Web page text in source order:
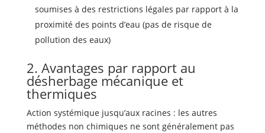
soumises à des restrictions légales par rapport à la
proximité des points d’eau (pas de risque de
pollution des eaux)
2. Avantages par rapport au
désherbage mécanique et
thermiques
Action systémique jusqu’aux racines : les autres
méthodes non chimiques ne sont généralement pas